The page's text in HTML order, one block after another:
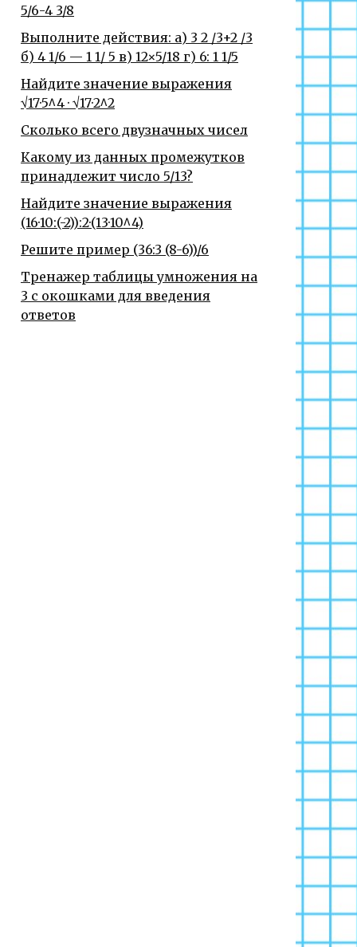
5/6-4 3/8
Выполните действия: а) 3 2 /3+2 /3
б) 4 1/6 — 1 1/ 5 в) 12×5/18 г) 6: 1 1/5
Найдите значение выражения
√17·5^4 · √17·2^2
Сколько всего двузначных чисел
Какому из данных промежутков
принадлежит число 5/13?
Найдите значение выражения
(16·10:(-2)):2·(13·10^4)
Решите пример (36:3 (8-6))/6
Тренажер таблицы умножения на
3 с окошками для введения
ответов